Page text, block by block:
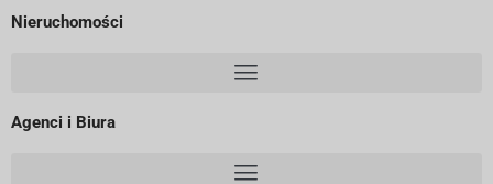
Nieruchomości
Agenci i Biura